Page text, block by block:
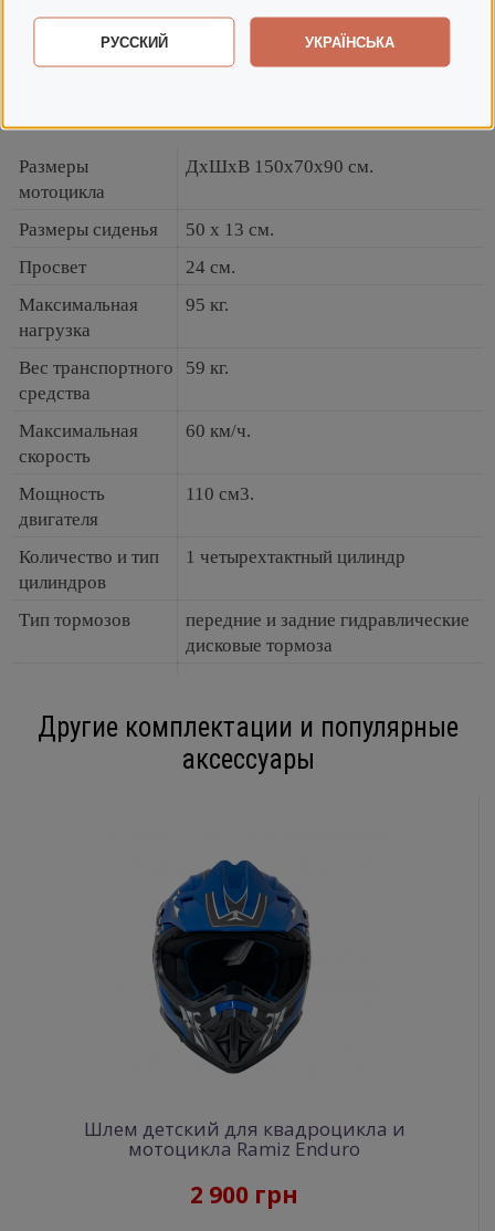
Мотоцикл с ДВС;
Инструкция;
Гарантия.
Размеры
мотоцикла
ДхШхВ 150х70х90 см.
Размеры сиденья
50 х 13 см.
Просвет
24 см.
Максимальная
нагрузка
95 кг.
Вес транспортного
средства
59 кг.
Максимальная
скорость
60 км/ч.
Мощность
двигателя
110 см3.
Количество и тип
цилиндров
1 четырехтактный цилиндр
Тип тормозов
передние и задние гидравлические
дисковые тормоза
Другие комплектации и популярные
аксессуары
Шлем детский для квадроцикла и
мотоцикла Ramiz Enduro
2 900 грн
РУССКИЙ УКРАЇНСЬКА